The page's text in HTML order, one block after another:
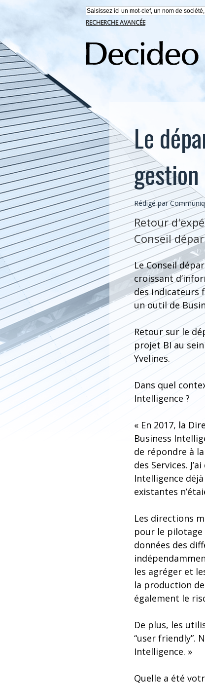
RECHERCHE AVANCÉE
Le
Rédigé par
Retour
Conseil
Le Conseil
croissant
des indicateurs
un outil de
Retour sur le
projet BI au
Yvelines.
Dans quel
Intelligence ?
« En 2017, la
Business
de répondre à
des Services.
Intelligence
existantes
Les directions
pour le pilotage
données des
les agréger et
la production
également le
De plus, les
“user friendly”.
Intelligence. »
Quelle a été